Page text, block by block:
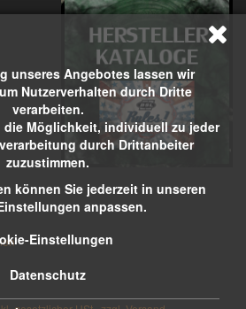
unseres Angebotes lassen wir
Nutzerverhalten durch Dritte
verarbeiten.
die Möglichkeit, individuell zu jeder
durch Drittanbeiter
zuzustimmen.
können Sie jederzeit in unseren
anpassen.
Einstellungen
Datenschutz